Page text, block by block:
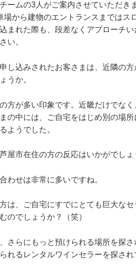
ームの3人がご案内させていただき
から建物のエントランスまではス
まれた際も、段差なくアプローチ
い。
し込みされたお客さまは、近隣の
うか。
方が多い印象です。近畿だけでな
の中には、ご自宅をはじめ別の場
ようでした。
市在住の方の反応はいかがでしょ
せは非常に多いですね。
は、ご自宅にすでにとても巨大なセ
のでしょうか？（笑）
さらにもっと預けられる場所を探
れるレンタルワインセラーを探さ